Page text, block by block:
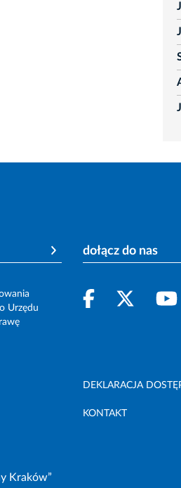
Urzędu
dołącz do nas
DEKLARACJA
KONTAKT
Kraków”